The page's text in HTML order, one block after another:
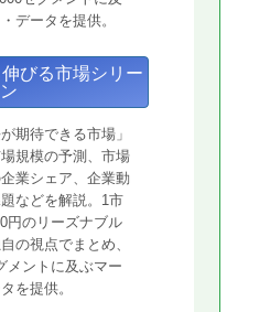
データを提供。
びる市場シリー
期待できる市場」
規模の予測、市場
業シェア、企業動
などを解説。1市
円のリーズナブル
の視点でまとめ、
メントに及ぶマー
を提供。